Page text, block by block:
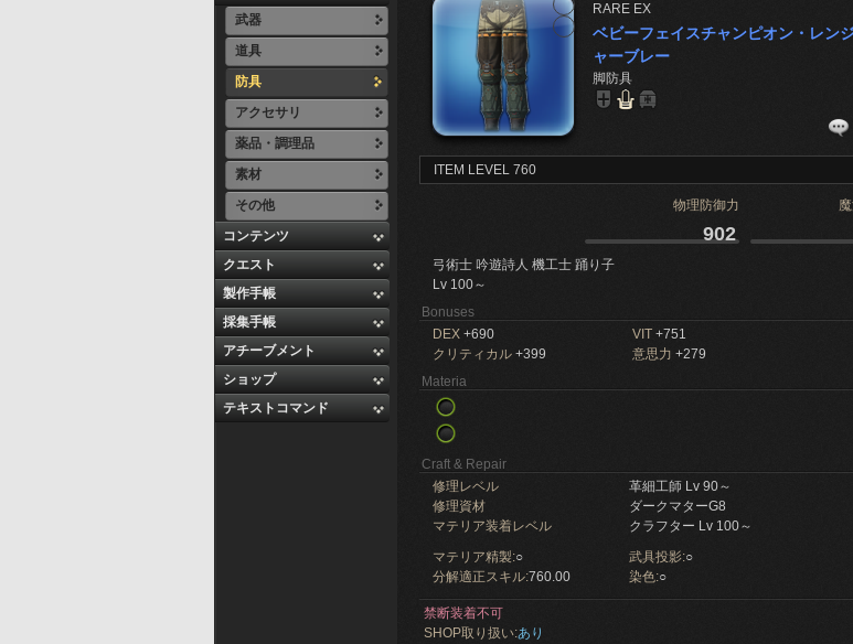
武器
道具
防具
アクセサリ
薬品・調理品
素材
その他
コンテンツ
クエスト
製作手帳
採集手帳
アチーブメント
ショップ
テキストコマンド
RARE EX
ベビーフェイスチャンピオン・レン
ャーブレー
脚防具
ITEM LEVEL 760
物理防御力
902
弓術士 吟遊詩人 機工士 踊り子
Lv 100～
Bonuses
DEX +690 VIT +751
クリティカル +399 意思力 +279
Materia
Craft & Repair
修理レベル
革細工師 Lv 90～
修理資材
ダークマターG8
マテリア装着レベル
クラフター Lv 100～
マテリア精製:○ 武具投影:○
分解適正スキル:760.00 染色:○
禁断装着不可
SHOP取り扱い:あり